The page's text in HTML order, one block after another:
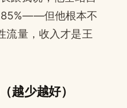
85%——但他根本不
流量，收入才是王
越少越好）